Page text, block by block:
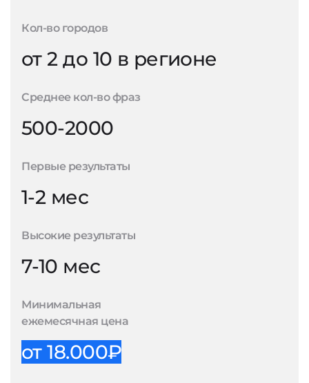
Кол-во городов
от 2 до 10 в регионе
Среднее кол-во фраз
500-2000
Первые результаты
1-2 мес
Высокие результаты
7-10 мес
Минимальная
ежемесячная цена
от 18.000₽